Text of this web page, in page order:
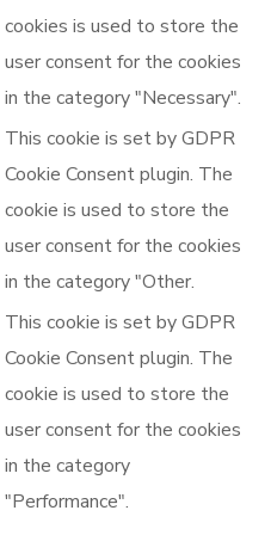
cookies is used to store the
user consent for the cookies
in the category "Necessary".
This cookie is set by GDPR
Cookie Consent plugin. The
cookie is used to store the
user consent for the cookies
in the category "Other.
This cookie is set by GDPR
Cookie Consent plugin. The
cookie is used to store the
user consent for the cookies
in the category
"Performance".